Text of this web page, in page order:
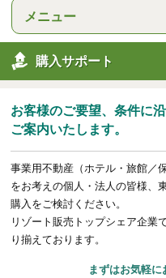
メニュー
購入サポート
お客様のご要望、条件に
ご案内いたします。
事業用不動産（ホテル・旅館／
をお考えの個人・法人の皆様、
購入をご検討ください。
リゾート販売トップシェア企業
り揃えております。
まずはお気軽に
東急ハーヴェス
会員制リゾートホテ
ホテルコンドミ
所有するリゾートか
事業用不動産サ
（ホテル・旅館／保
海外事業（ハワ